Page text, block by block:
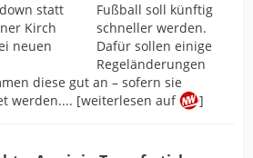
Fußball soll künftig
schneller werden.
Dafür sollen einige
Regeländerungen
diese gut an – sofern sie
werden.... [weiterlesen auf
]